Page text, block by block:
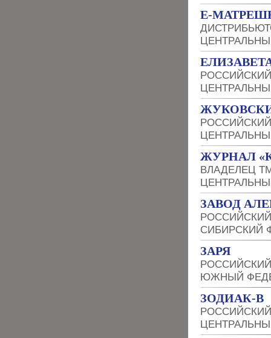
Е-
ЖУРНАЛ
ВЛАДЕЛЕЦ
ЗАВОД
СИБИРСКИЙ
ЗАРЯ
ЮЖНЫЙ
ЗОДИАК-В